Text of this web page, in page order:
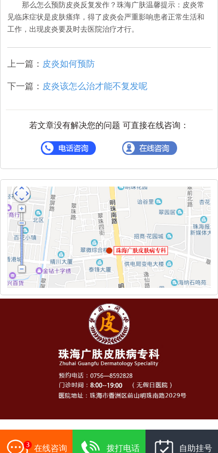
那么怎么预防皮炎反复发作？珠海广肤温馨提示：皮炎常
见临床症状是皮肤瘙痒，得了皮炎会严重影响患者正常生活和
工作，出现皮炎要及时去医院治疗才行。
上一篇： 皮炎如何预防
下一篇： 皮炎该怎么治才能不复发呢
若文章没有解决您的问题 可直接在线咨询：
在线咨询 拨打电话 自助挂号